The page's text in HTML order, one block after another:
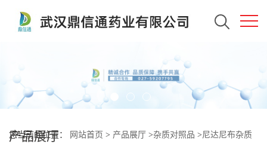
产品展厅
您当前的位置： 网站首页 > 产品展厅 >杂质对照品 >尼达尼布杂质